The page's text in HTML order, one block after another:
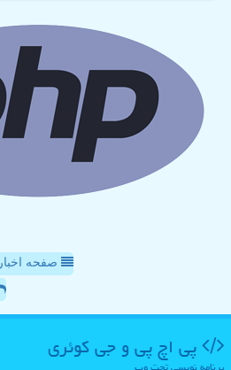
صفحه اخبار
پی اچ پی و جی كوئری